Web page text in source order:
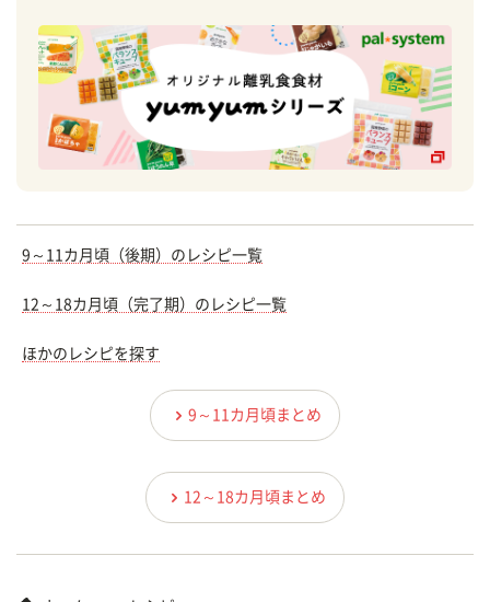
9～11カ月頃（後期）のレシピ一覧
12～18カ月頃（完了期）のレシピ一覧
ほかのレシピを探す
9～11カ月頃まとめ
12～18カ月頃まとめ